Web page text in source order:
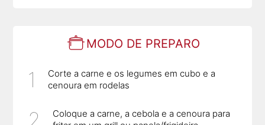
MODO DE PREPARO
Corte a carne e os legumes em cubo e a
cenoura em rodelas
Coloque a carne, a cebola e a cenoura para